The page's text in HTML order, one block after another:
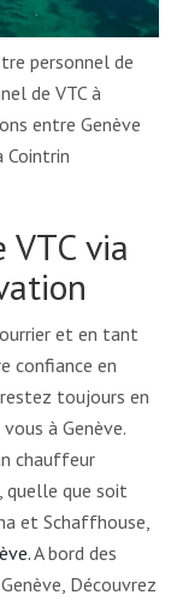
personnel de
de VTC à
entre Genève
Cointrin
via
et en tant
confiance en
toujours en
à Genève.
chauffeur
quelle que soit
et Schaffhouse,
A bord des
Découvrez